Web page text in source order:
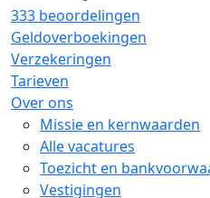
333 beoordelingen
Geldoverboekingen
Verzekeringen
Tarieven
Over ons
Missie en kernwaarden
Alle vacatures
Toezicht en
Vestigingen